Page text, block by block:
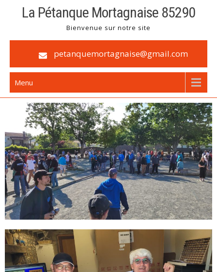
La Pétanque Mortagnaise 85290
Bienvenue sur notre site
petanquemortagnaise@gmail.com
Menu